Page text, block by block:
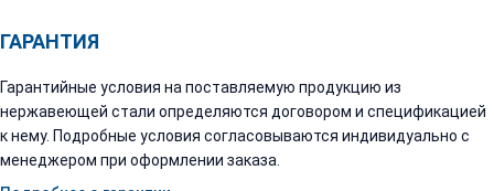
ГАРАНТИЯ
Гарантийные условия на поставляемую продукцию из
нержавеющей стали определяются договором и спецификацией
к нему. Подробные условия согласовываются индивидуально с
менеджером при оформлении заказа.